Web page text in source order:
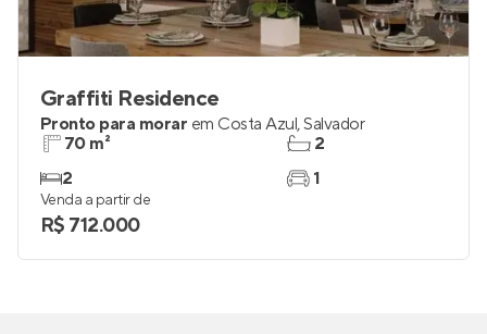
Graffiti Residence
Pronto para morar em Costa Azul,Salvador
70 m²
2
2
1
Venda a partir de
R$ 712.000